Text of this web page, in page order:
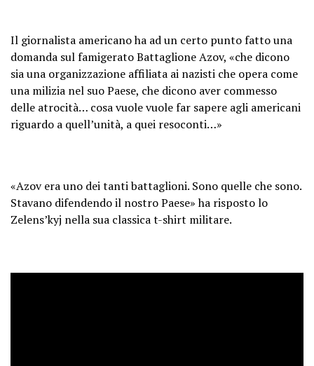
Il giornalista americano ha ad un certo punto fatto una
domanda sul famigerato Battaglione Azov, «che dicono
sia una organizzazione affiliata ai nazisti che opera come
una milizia nel suo Paese, che dicono aver commesso
delle atrocità… cosa vuole vuole far sapere agli americani
riguardo a quell’unità, a quei resoconti…»
«Azov era uno dei tanti battaglioni. Sono quelle che sono.
Stavano difendendo il nostro Paese» ha risposto lo
Zelens’kyj nella sua classica t-shirt militare.